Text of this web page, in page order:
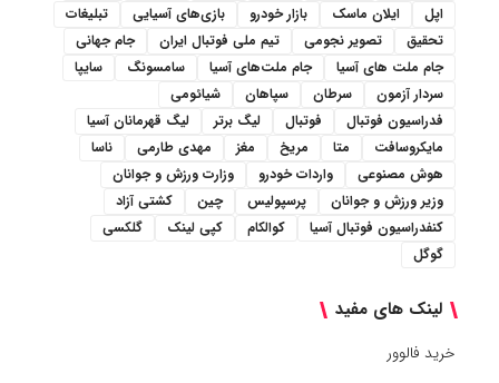
اپل
ایلان ماسک بازار خودرو بازی‌های آسیایی
تبلیغات
تحقیق
تصویر نجومی تیم ملی فوتبال ایران
جام جهانی
جام ملت های آسیا
جام ملت‌های آسیا سامسونگ
سایپا
سردار آزمون
سرطان سپاهان
شیائومی
فدراسیون فوتبال
فوتبال لیگ برتر
لیگ قهرمانان آسیا
مایکروسافت
متا مریخ مغز مهدی طارمی
ناسا
هوش مصنوعی
واردات خودرو
وزارت ورزش و جوانان
وزیر ورزش و جوانان
پرسپولیس چین
کشتی آزاد
کنفدراسیون فوتبال آسیا
کوالکام کپی لینک
گلکسی
گوگل
لینک های مفید
خرید فالوور